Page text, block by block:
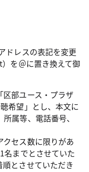
ドレスの表記を変更
を＠に置き換えて御
部ユース・プラザ
希望」とし、本文に
属等、電話番号、
セス数に限りがあ
名までとさせていた
とさせていただき